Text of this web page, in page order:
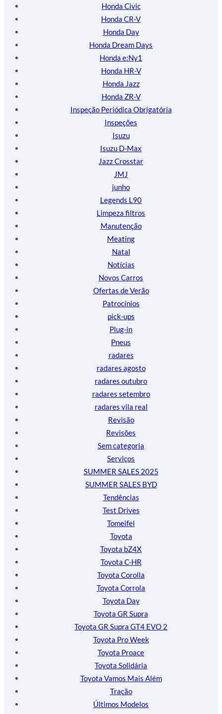
Honda Civic
Honda CR-V
Honda Day
Honda Dream Days
Honda e:Ny1
Honda HR-V
Honda Jazz
Honda ZR-V
Inspeção Periódica Obrigatória
Inspeções
Isuzu
Isuzu D-Max
Jazz Crosstar
JMJ
junho
Legends L90
Limpeza filtros
Manutenção
Meating
Natal
Notícias
Novos Carros
Ofertas de Verão
Patrocínios
pick-ups
Plug-in
Pneus
radares
radares agosto
radares outubro
radares setembro
radares vila real
Revisão
Revisões
Sem categoria
Serviços
SUMMER SALES 2025
SUMMER SALES BYD
Tendências
Test Drives
Tomeifel
Toyota
Toyota bZ4X
Toyota C-HR
Toyota Corolla
Toyota Corrola
Toyota Day
Toyota GR Supra
Toyota GR Supra GT4 EVO 2
Toyota Pro Week
Toyota Proace
Toyota Solidária
Toyota Vamos Mais Além
Tração
Últimos Modelos